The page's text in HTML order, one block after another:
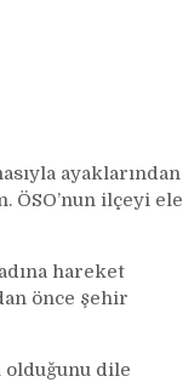
ayaklarından
ÖSO’nun ilçeyi ele
hareket
önce şehir
olduğunu dile